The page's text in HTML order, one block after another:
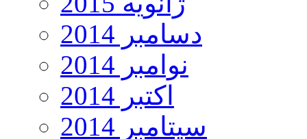
دسامبر 2014
نوامبر 2014
اکتبر 2014
سپتامبر 2014